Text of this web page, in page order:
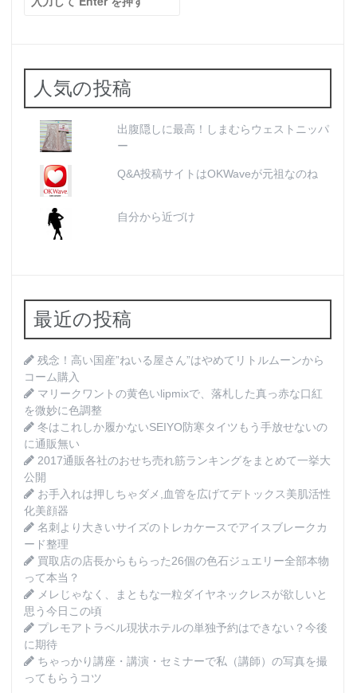
索:
人気の投稿
出腹隠しに最高！しまむらウェストニッパ
ー
Q&A投稿サイトはOKWaveが元祖なのね
自分から近づけ
最近の投稿
残念！高い国産”ねいる屋さん”はやめてリトルムーンから
コーム購入
マリークワントの黄色いlipmixで、落札した真っ赤な口紅
を微妙に色調整
冬はこれしか履かないSEIYO防寒タイツもう手放せないの
に通販無い
2017通販各社のおせち売れ筋ランキングをまとめて一挙大
公開
お手入れは押しちゃダメ,血管を広げてデトックス美肌活性
化美顔器
名刺より大きいサイズのトレカケースでアイスブレークカ
ード整理
買取店の店長からもらった26個の色石ジュエリー全部本物
って本当？
メレじゃなく、まともな一粒ダイヤネックレスが欲しいと
思う今日この頃
プレモアトラベル現状ホテルの単独予約はできない？今後
に期待
ちゃっかり講座・講演・セミナーで私（講師）の写真を撮
ってもらうコツ